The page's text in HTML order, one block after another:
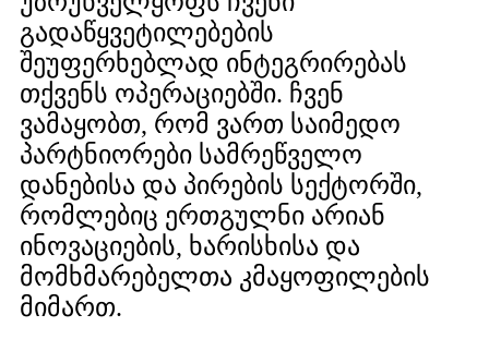
გადაწყვეტილებების
შეუფერხებლად ინტეგრირებას
თქვენს ოპერაციებში. ჩვენ
ვამაყობთ, რომ ვართ საიმედო
პარტნიორები სამრეწველო
დანებისა და პირების სექტორში,
რომლებიც ერთგულნი არიან
ინოვაციების, ხარისხისა და
მომხმარებელთა კმაყოფილების
მიმართ.